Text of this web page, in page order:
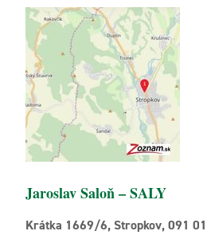
Jaroslav Saloň – SALY
Krátka 1669/6, Stropkov, 091 01